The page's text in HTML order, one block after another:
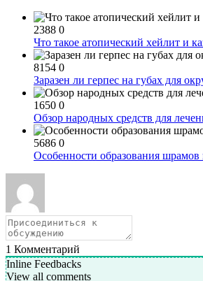
2388 0
Что такое атопический хейлит и
8154 0
Заразен ли герпес на губах для
1650 0
Обзор народных средств для
5686 0
Особенности образования
1 Комментарий
Inline Feedbacks
View all comments